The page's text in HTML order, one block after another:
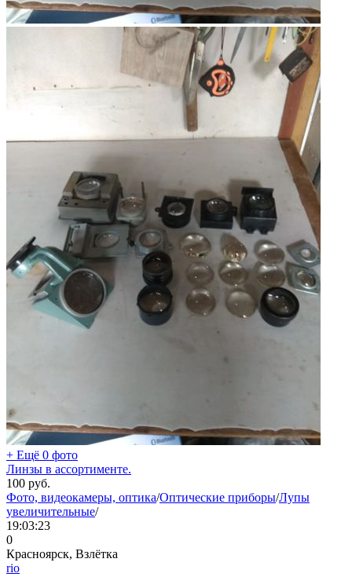
+ Ещё 0 фото
Линзы в ассортименте.
100 руб.
Фото, видеокамеры, оптика/Оптические приборы/Лупы
увеличительные/
19:03:23
0
Красноярск, Взлётка
rio